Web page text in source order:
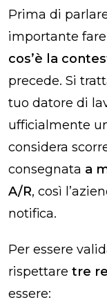
Prima di
importante
cos’è la
precede. Si
tuo datore di
ufficialmente
considera
consegnata a
A/R, così
notifica.
Per essere
rispettare tre
essere: